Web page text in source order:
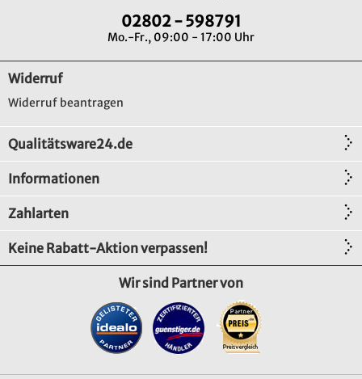
02802 - 598791
Mo.-Fr., 09:00 - 17:00 Uhr
Widerruf
Widerruf beantragen
Qualitätsware24.de
Informationen
Zahlarten
Keine Rabatt-Aktion verpassen!
Wir sind Partner von